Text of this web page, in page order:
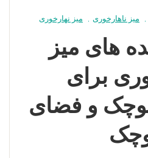
میز ناهارخوری میز نهارخوری
های میز
برای
و فضای